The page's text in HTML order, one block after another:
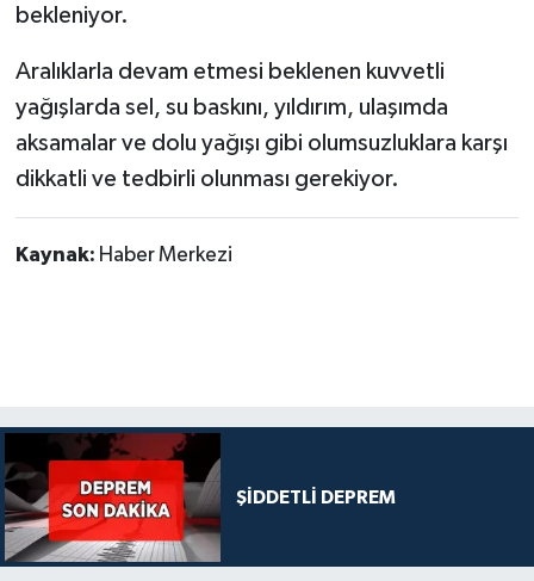
bekleniyor.
Aralıklarla devam etmesi beklenen kuvvetli
yağışlarda sel, su baskını, yıldırım, ulaşımda
aksamalar ve dolu yağışı gibi olumsuzluklara karşı
dikkatli ve tedbirli olunması gerekiyor.
Kaynak: Haber Merkezi
ŞİDDETLİ DEPREM